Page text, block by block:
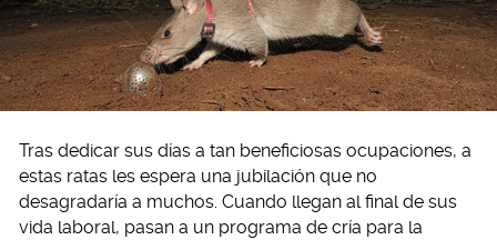
Tras dedicar sus días a tan beneficiosas ocupaciones, a
estas ratas les espera una jubilación que no
desagradaría a muchos. Cuando llegan al final de sus
vida laboral, pasan a un programa de cría para la